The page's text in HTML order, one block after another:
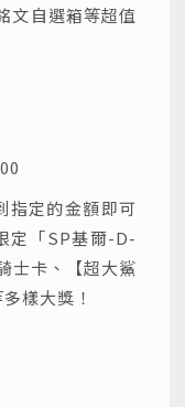
文自選箱等超值
指定的金額即可
定「SP基爾-D-
士卡、【超大鯊
樣大獎！